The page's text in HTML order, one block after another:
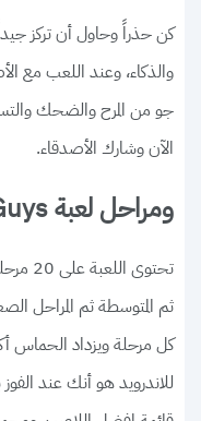
كن حذراً وحاول أن تركز
والذكاء، وعند اللعب مع
جو من المرح والضحك
الآن وشارك الأصدقاء.
ومراحل لعبة Fall Guys للاندرويد
ثم المتوسطة ثم المراحل